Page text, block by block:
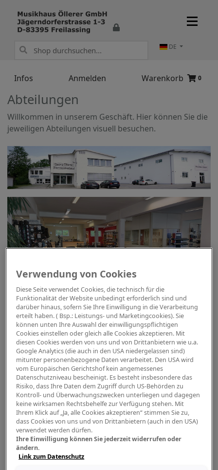
Infos Anmelden Warenkorb 0
DE
Abteilungen
Willkommen in unserem Geschäft. Hier können Sie die
jeweiligen Abteilungen visuell besuchen.
Einfach auf die Bilder klicken und Sie kommen in die
jeweilige Abteilung in unserem Geschäft:
Verwendung von Cookies
Diese Seite verwendet Cookies, die technisch für die
Funktionalität der Website unbedingt erforderlich sind und
darüber hinaus, sofern Sie Ihre Einwilligung in die Verarbeitung
erteilt haben. ( Bsp.: Leistungs- und Marketingcookies). Sie
können unten Ihre Auswahl der einwilligungspflichtigen
Cookies einstellen oder gleich alle Cookies akzeptieren. Mit
diesen Cookies werden von uns und von Drittanbietern wie u.a.
Google Analytics (die auch in den USA niedergelassen sind)
mitunter personenbezogene Daten verarbeitet. Den USA wird
vom Europäischen Gerichtshof kein angemessenes
Datenschutzniveau bescheinigt. Es besteht insbesondere das
Risiko, dass Ihre Daten dem Zugriff durch US-Behörden zu
Kontroll- und Überwachungszwecken unterliegen und dagegen
keine wirksamen Rechtsbehelfe zur Verfügung stehen. Mit
Ihrem Klick auf „Ja, alle Cookies akzeptieren“ stimmen Sie zu,
dass Cookies von uns und von Drittanbietern (auch in den USA)
verwendet werden dürfen.
Ihre Einwilligung können Sie jederzeit widerrufen oder
ändern.
Link zum Datenschutz